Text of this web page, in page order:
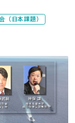
（日本課題）